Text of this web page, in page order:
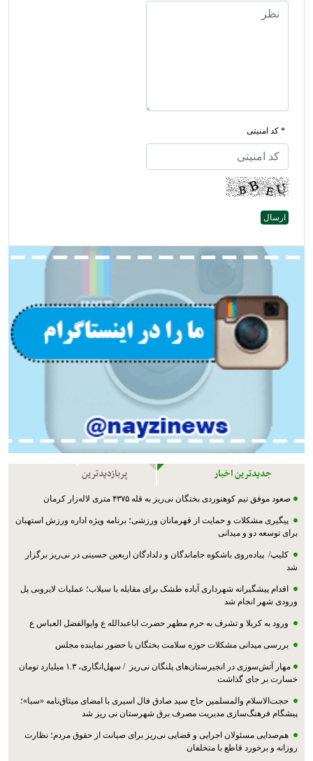
* کد امنیتی
جدیدترین اخبار پربازدیدترین
صعود موفق تیم کوهنوردی بختگان نی‌ریز به قله ۴۳۷۵ متری لاله‌زار کرمان
پیگیری مشکلات و حمایت از قهرمانان ورزشی؛ برنامه ویژه اداره ورزش استهبان
برای توسعه دو و میدانی
کلیپ/ پیاده‌روی باشکوه جاماندگان و دلدادگان اربعین حسینی در نی‌ریز برگزار
شد
اقدام پیشگیرانه شهرداری آباده طشک برای مقابله با سیلاب؛ عملیات لایروبی پل
ورودی شهر انجام شد
ورود به کربلا و تشرف به حرم مطهر حضرت اباعبدالله ع وابوالفضل العباس ع
بررسی میدانی مشکلات حوزه سلامت بختگان با حضور نماینده مجلس
مهار آتش‌سوزی در انجیرستان‌های پلنگان نی‌ریز / سهل‌انگاری، ۱.۳ میلیارد تومان
خسارت بر جای گذاشت
حجت‌الاسلام والمسلمین حاج سید صادق فال اسیری با امضای میثاق‌نامه «سبا»؛
پیشگام فرهنگ‌سازی مدیریت مصرف برق شهرستان نی ریز شد
هم‌صدایی مسئولان اجرایی و قضایی نی‌ریز برای صیانت از حقوق مردم؛ نظارت
روزانه و برخورد قاطع با متخلفان